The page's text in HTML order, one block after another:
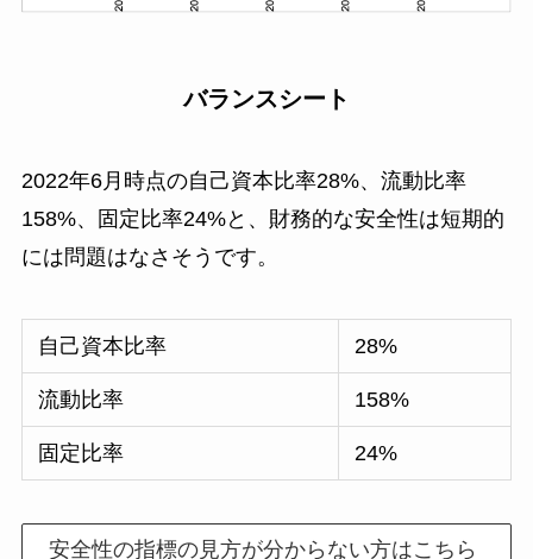
バランスシート
2022年6月時点の自己資本比率28%、流動比率
158%、固定比率24%と、財務的な安全性は短期的
には問題はなさそうです。
自己資本比率 28%
流動比率 158%
固定比率 24%
安全性の指標の見方が分からない方はこちら